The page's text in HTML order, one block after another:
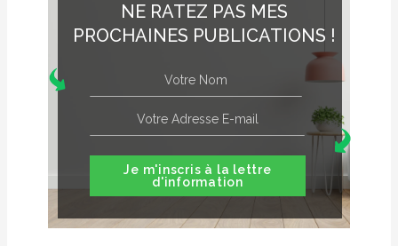
NE RATEZ PAS MES
PROCHAINES PUBLICATIONS !
Je m'inscris à la lettre
d'information